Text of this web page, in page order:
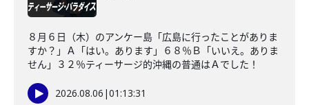
８月６日（木）のアンケー島「広島に行ったことがありま
すか？」Ａ「はい。あります」６８％Ｂ「いいえ。ありま
せん」３２％ティーサージ的沖縄の普通はＡでした！
2026.08.06 |01:13:31